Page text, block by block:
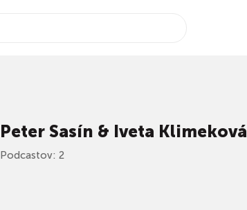
Peter Sasín & Iveta Klimeková
Podcastov: 2